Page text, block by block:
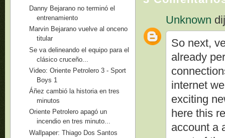
Unknown
So next,
already
internet
exciting
here this
account a
Danny Bejarano no terminó el
entrenamiento
Marvin Bejarano vuelve al onceno
titular
Se va delineando el equipo para el
clásico cruceño...
Video: Oriente Petrolero 3 - Sport
Boys 1
Áñez cambió la historia en tres
minutos
Oriente Petrolero apagó un
incendio en tres minuto...
Wallpaper: Thiago Dos Santos